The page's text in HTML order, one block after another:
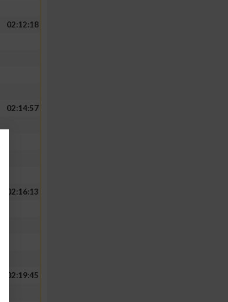
02:12:18
02:14:57
02:16:13
02:19:45